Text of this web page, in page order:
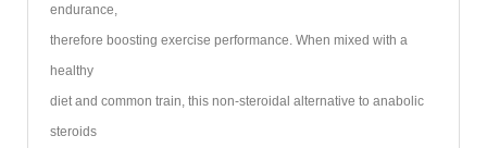
endurance,
therefore boosting exercise performance. When mixed with a
healthy
diet and common train, this non-steroidal alternative to anabolic
steroids